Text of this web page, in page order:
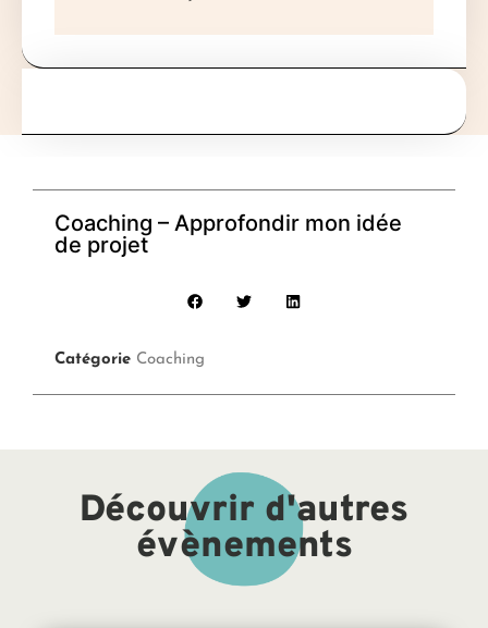
Coaching – Approfondir mon idée
de projet
Catégorie Coaching
Découvrir d'autres
évènements